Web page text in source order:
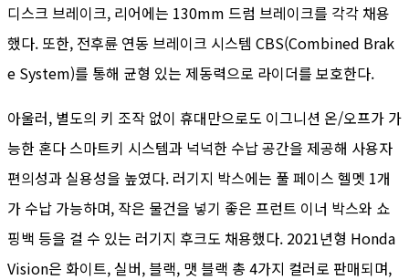
디스크 브레이크, 리어에는 130mm 드럼 브레이크를 각각 채용
했다. 또한, 전후륜 연동 브레이크 시스템 CBS(Combined Brak
e System)를 통해 균형 있는 제동력으로 라이더를 보호한다.
아울러, 별도의 키 조작 없이 휴대만으로도 이그니션 온/오프가 가
능한 혼다 스마트키 시스템과 넉넉한 수납 공간을 제공해 사용자
편의성과 실용성을 높였다. 러기지 박스에는 풀 페이스 헬멧 1개
가 수납 가능하며, 작은 물건을 넣기 좋은 프런트 이너 박스와 쇼
핑백 등을 걸 수 있는 러기지 후크도 채용했다. 2021년형 Honda
Vision은 화이트, 실버, 블랙, 맷 블랙 총 4가지 컬러로 판매되며,